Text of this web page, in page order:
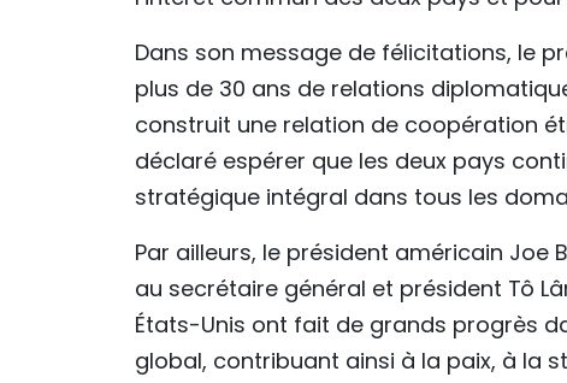
Dans son message de félicitations, le
plus de 30 ans de relations
construit une relation de coopération
déclaré espérer que les deux pays
stratégique intégral dans tous les
Par ailleurs, le président américain
au secrétaire général et président Tô
États-Unis ont fait de grands progrès
global, contribuant ainsi à la paix, à la